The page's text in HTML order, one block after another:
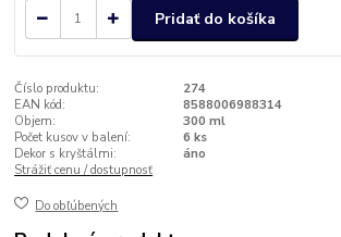
Pridať do košíka
Číslo produktu:
274
EAN kód:
8588006988314
Objem:
300 ml
Počet kusov v balení:
6 ks
Dekor s kryštálmi:
áno
Strážiť cenu / dostupnosť
Do obľúbených